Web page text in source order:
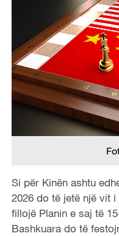
Si për Kinën ashtu
2026 do të jetë një vit
fillojë Planin e saj të
Bashkuara do të